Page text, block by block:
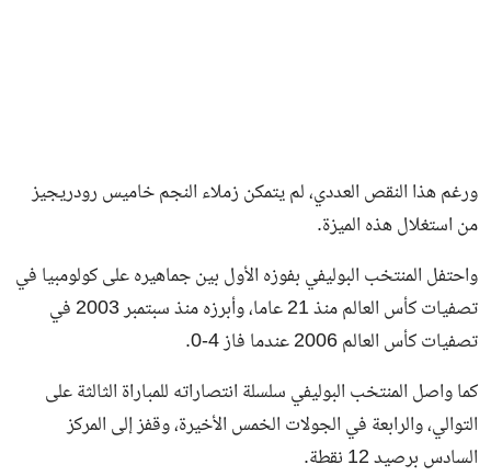
ورغم هذا النقص العددي، لم يتمكن زملاء النجم خاميس رودريجيز
من استغلال هذه الميزة.
واحتفل المنتخب البوليفي بفوزه الأول بين جماهيره على كولومبيا في
تصفيات كأس العالم منذ 21 عاما، وأبرزه منذ سبتمبر 2003 في
تصفيات كأس العالم 2006 عندما فاز 4-0.
كما واصل المنتخب البوليفي سلسلة انتصاراته للمباراة الثالثة على
التوالي، والرابعة في الجولات الخمس الأخيرة، وقفز إلى المركز
السادس برصيد 12 نقطة.